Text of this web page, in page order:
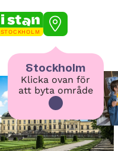
STOCKHOLM
Stockholm
Klicka ovan för
att byta område